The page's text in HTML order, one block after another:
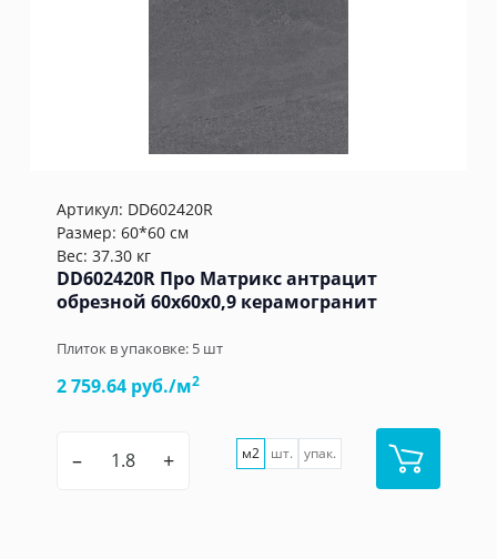
Артикул: DD602420R
Размер: 60*60 см
Вес: 37.30 кг
DD602420R Про Матрикс антрацит
обрезной 60x60x0,9 керамогранит
Плиток в упаковке: 5 шт
2 759.64 руб./м2
– + м2 шт. упак.